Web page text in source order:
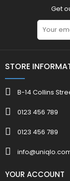
Get
STORE
B-14 Collins
0123 456 789
0123 456 789
YOUR ACCOUNT